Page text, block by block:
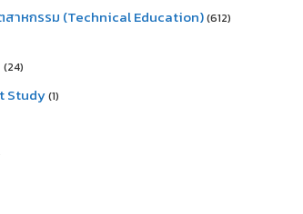
าหกรรม (Technical Education)(612)
(24)
Study(1)